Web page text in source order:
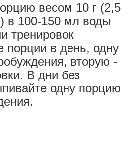
весом 10 г (2,5
в 100-150 мл воды
тренировок
порции в день, одну
вторую -
В дни без
одну порцию